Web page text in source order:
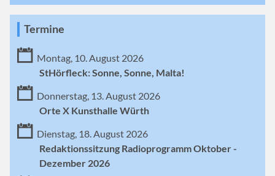
Termine
Montag, 10. August 2026
StHörfleck: Sonne, Sonne, Malta!
Donnerstag, 13. August 2026
Orte X Kunsthalle Würth
Dienstag, 18. August 2026
Redaktionssitzung Radioprogramm Oktober -
Dezember 2026